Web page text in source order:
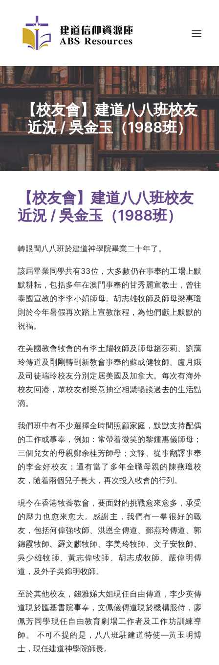
【校友會】建道八八班校友
近況 / 吳金玉（1988班）
【校友會】建道八八班校友
近況 / 吳金玉（1988班）
轉眼間八八班於建道神學院畢業二十年了。
該屆畢業同學共有33位，大多數仍在事奉的工場上默
默耕耘，包括多年在澳門事奉的甘秀麗宣教士，曾往
泰國宣教的李李小娟師母。胡志雄牧師及師母梁惠瓊
則於今年暑假再次踏上宣教旅程，為他們獻上默默的
祝福。
在美國教會牧會的有李土耀牧師及師母趙莎莉、劉藹
玲傳道及剛剛轉到新教會事奉的蘇成健牧師。盧月娥
及司徒瑞玲校友分別定居美國及加拿大。每次有海外
校友回港，眾校友都樂意抽空相聚暢談過去的生活點
滴。
我們班中有不少選擇全時間照顧家庭，默默支持配偶
的工作或事奉，例如：常帶着微笑的黎鍾惠儀師母；
三個兒女的母親鄭余桂芳師母；文靜、從事翻譯事奉
的李金好校友；還有當了多年全職母親的陳燕瓊校
友，隨着兩個兒子長大，再次投入牧會的行列。
現今在香港牧養教會，要面對的挑戰愈來愈多，承受
的壓力也愈來愈大。感謝主，我們有一羣很好的戰
友，包括何偉強牧師、洪恩全傳道、鄞燕玲傳道、郭
錦霞牧師、羅文麒牧師、李美玲牧師、文子安牧師、
吳少雄牧師、黃志偉牧師、胡志成牧師、嚴偉明傳
道，及外子吳錦明牧師。
至於其他校友，錢雅娣大姐現任自由傳道，李少英傳
道現於匯基書院事奉，文佩儀傳道現於機構服侍，廖
佩芳同學現任自由教育劇場工作者及工作坊訓練導
師。 不可不提的是，八八班駐建道特使—黃玉明博
士，現任建道神學院師長。